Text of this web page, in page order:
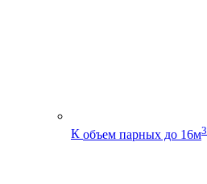
К объем парных до 16м3